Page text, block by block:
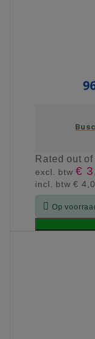
Ratedout
excl. btw€
incl. btw€
 Op